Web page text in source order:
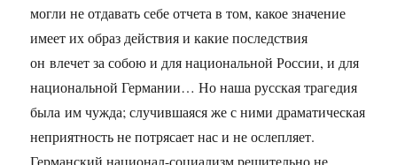
могли не отдавать себе отчета в том, какое значение
имеет их образ действия и какие последствия
он влечет за собою и для национальной России, и для
национальной Германии… Но наша русская трагедия
была им чужда; случившаяся же с ними драматическая
неприятность не потрясает нас и не ослепляет.
Германский национал-социализм решительно не